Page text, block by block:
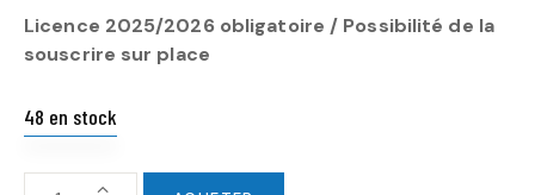
Licence 2025/2026 obligatoire / Possibilité de la
souscrire sur place
48 en stock